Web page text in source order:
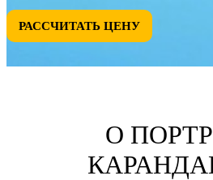
РАССЧИТАТЬ ЦЕНУ
О